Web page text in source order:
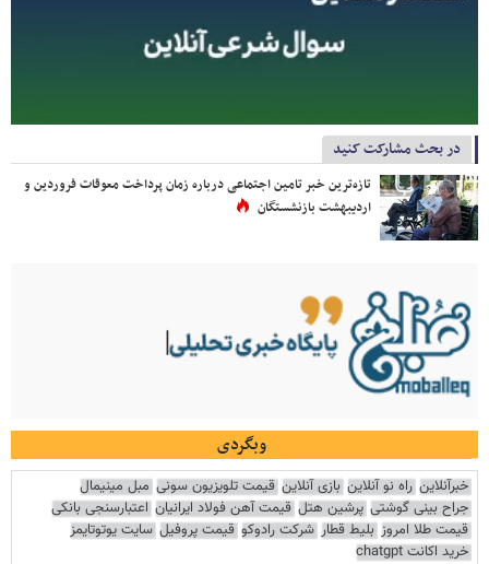
در بحث مشارکت کنید
تازه‌ترین خبر تامین اجتماعی درباره زمان پرداخت معوقات فروردین و
اردیبهشت بازنشستگان
وبگردی
خبرآنلاین راه نو آنلاین بازی آنلاین قیمت تلویزیون سونی مبل مینیمال
جراح بینی گوشتی پرشین هتل قیمت آهن فولاد ایرانیان اعتبارسنجی بانکی
قیمت طلا امروز بلیط قطار شرکت رادوکو قیمت پروفیل سایت یوتوتایمز
خرید اکانت chatgpt